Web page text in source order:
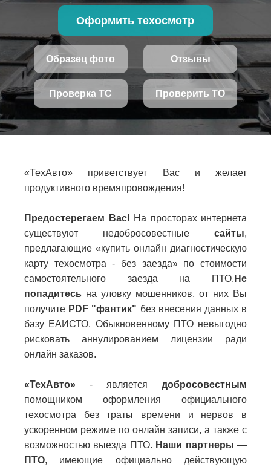
Оформить техосмотр
Образец фото Отзывы
Проверка ТС Проверить ТО
«ТехАвто» приветствует Вас и желает
продуктивного времяпровождения!
Предостерегаем Вас! На просторах интернета
существуют недобросовестные сайты,
предлагающие «купить онлайн диагностическую
карту техосмотра - без заезда» по стоимости
самостоятельного заезда на ПТО. Не
попадитесь на уловку мошенников, от них Вы
получите PDF "фантик" без внесения данных в
базу ЕАИСТО. Обыкновенному ПТО невыгодно
рисковать аннулированием лицензии ради
онлайн заказов.
«ТехАвто» - является добросовестным
помощником оформления официального
техосмотра без траты времени и нервов в
ускоренном режиме по онлайн записи, а также с
возможностью выезда ПТО. Наши партнеры —
ПТО, имеющие официально действующую